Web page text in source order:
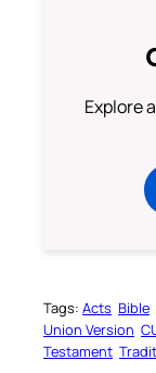
Explore
Tags: Acts Bible
Union Version
Testament